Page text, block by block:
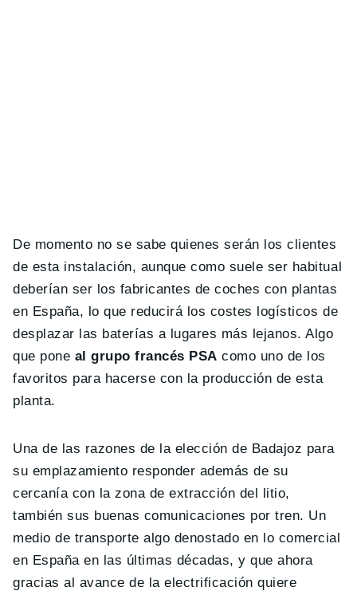
De momento no se sabe quienes serán los clientes
de esta instalación, aunque como suele ser habitual
deberían ser los fabricantes de coches con plantas
en España, lo que reducirá los costes logísticos de
desplazar las baterías a lugares más lejanos. Algo
que pone al grupo francés PSA como uno de los
favoritos para hacerse con la producción de esta
planta.
Una de las razones de la elección de Badajoz para
su emplazamiento responder además de su
cercanía con la zona de extracción del litio,
también sus buenas comunicaciones por tren. Un
medio de transporte algo denostado en lo comercial
en España en las últimas décadas, y que ahora
gracias al avance de la electrificación quiere